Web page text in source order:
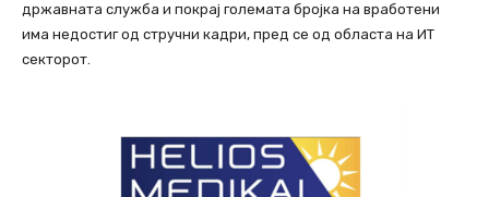
државната служба и покрај големата бројка на вработени
има недостиг од стручни кадри, пред се од областа на ИТ
секторот.